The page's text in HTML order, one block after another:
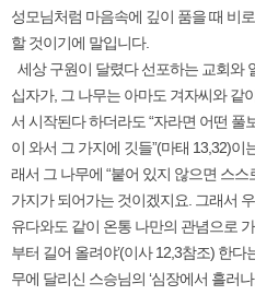
성모님처럼 마음속에 깊이 품을 때 비
할 것이기에 말입니다.
세상 구원이 달렸다 선포하는 교회와
십자가, 그 나무는 아마도 겨자씨와 같
서 시작된다 하더라도 “자라면 어떤 풀
이 와서 그 가지에 깃들”(마태 13,32)
래서 그 나무에 “붙어 있지 않으면 스
가지가 되어가는 것이겠지요. 그래서
유다와도 같이 온통 나만의 관념으로
부터 길어 올려야’(이사 12,3참조) 한
무에 달리신 스승님의 ‘심장에서 흘러